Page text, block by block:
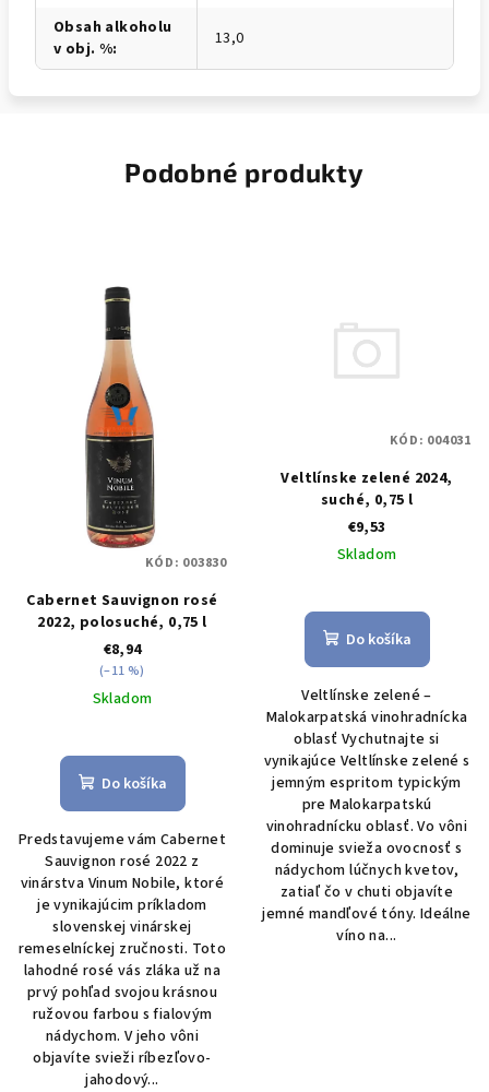
Obsah alkoholu
v obj. %: 13,0
Podobné produkty
Cabernet Sauvignon rosé
2022, polosuché, 0,75 l
€8,94
(–11 %)
Skladom
hodnotenie
produktu
z
5
hviezdičiek.
Do košíka
Predstavujeme vám Cabernet
Sauvignon rosé 2022 z
vinárstva Vinum Nobile, ktoré
je vynikajúcim príkladom
slovenskej vinárskej
remeselníckej zručnosti. Toto
lahodné rosé vás zláka už na
prvý pohľad svojou krásnou
ružovou farbou s fialovým
nádychom. V jeho vôni
objavíte svieži ríbezľovo-
jahodový...
KÓD: 003830
Veltlínske zelené 2024,
suché, 0,75 l
€9,53
Skladom
Do košíka
Veltlínske zelené –
Malokarpatská vinohradnícka
oblasť Vychutnajte si
vynikajúce Veltlínske zelené s
jemným espritom typickým
pre Malokarpatskú
vinohradnícku oblasť. Vo vôni
dominuje svieža ovocnosť s
nádychom lúčnych kvetov,
zatiaľ čo v chuti objavíte
jemné mandľové tóny. Ideálne
víno na...
KÓD: 004031